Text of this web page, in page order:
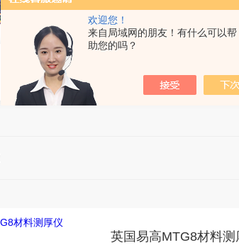
欢迎您！
来自局域网的朋友！有什么可以帮
助您的吗？
英国易高MTG8材料测